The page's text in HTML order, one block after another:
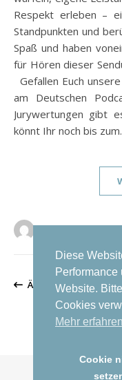
Respekt erleben –
Standpunkten und
Spaß und haben
für Hören dieser
Gefallen Euch
am Deutschen
Jurywertungen gibt
könnt Ihr noch bis
ÄLTERE BEITRÄGE
Diese
Website.
Cookies
Mehr erfahren
Cookie